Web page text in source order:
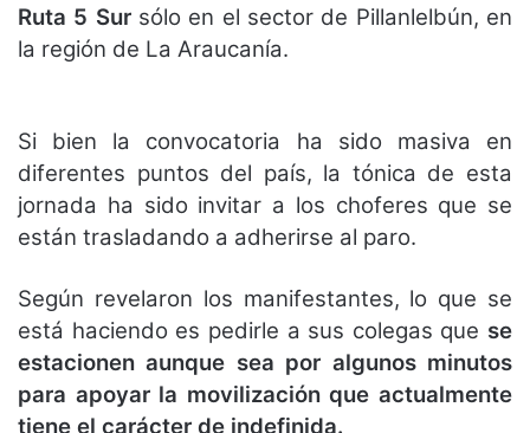
Ruta 5 Sur sólo en el sector de Pillanlelbún, en
la región de La Araucanía.
Si bien la convocatoria ha sido masiva en
diferentes puntos del país, la tónica de esta
jornada ha sido invitar a los choferes que se
están trasladando a adherirse al paro.
Según revelaron los manifestantes, lo que se
está haciendo es pedirle a sus colegas que se
estacionen aunque sea por algunos minutos
para apoyar la movilización que actualmente
tiene el carácter de indefinida.